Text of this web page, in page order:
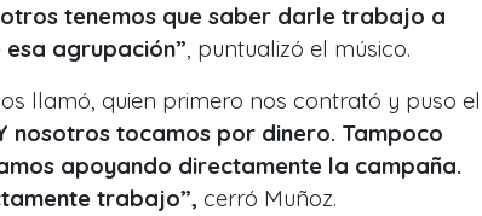
tenemos que saber darle trabajo a
agrupación” , puntualizó el músico.
llamó, quien primero nos contrató y puso el
nosotros tocamos por dinero. Tampoco
apoyando directamente la campaña.
trabajo”, cerró Muñoz.